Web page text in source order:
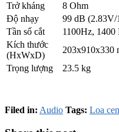
Trở kháng
8 Ohm
Độ nhạy
99 dB (2.83V/
Tần số cắt
1100Hz, 1400
Kích thước
(HxWxD)
203x910x330
Trọng lượng
23.5 kg
Filed in: Audio Tags: Loa